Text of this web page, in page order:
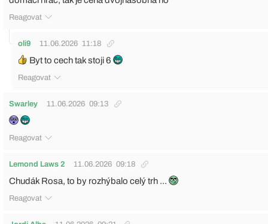
Reagovat
oli9 11.06.2026 11:18
Byt to cech tak stoji 6
Reagovat
Swarley 11.06.2026 09:13
Reagovat
Lemond Laws 2 11.06.2026 09:18
Chudák Rosa, to by rozhýbalo celý trh ...
Reagovat